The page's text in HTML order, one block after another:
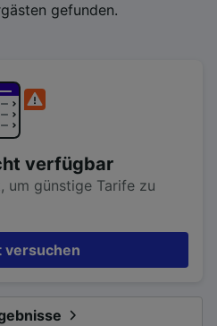
gefunden.
verfügbar
um günstige Tarife zu
versuchen